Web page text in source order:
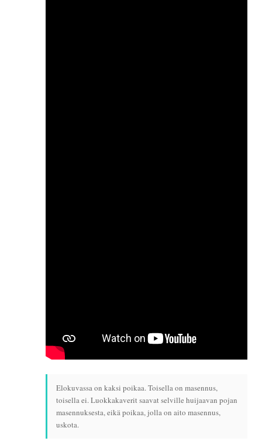
Elokuvassa on kaksi poikaa. Toisella on masennus,
toisella ei. Luokkakaverit saavat selville huijaavan pojan
masennuksesta, eikä poikaa, jolla on aito masennus,
uskota.